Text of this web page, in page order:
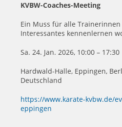
KVBW-Coaches-Meeting
Ein Muss für alle
Interessantes kennenlernen
Sa. 24. Jan. 2026, 10:00 – 17:30
Hardwald-Halle, Eppingen,
Deutschland
https://www.karate-kvbw.de/
eppingen